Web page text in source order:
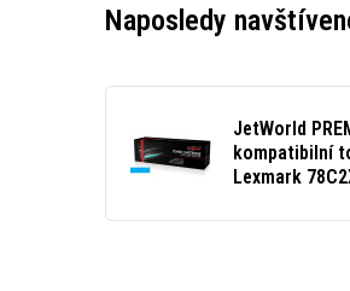
Naposledy
JetWorld
kompatibilní
Lexmark